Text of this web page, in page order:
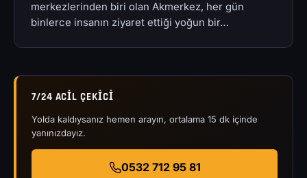
merkezlerinden biri olan Akmerkez, her gün
binlerce insanın ziyaret ettiği yoğun bir…
7/24 ACIL ÇEKICI
Yolda kaldıysanız hemen arayın, ortalama 15 dk içinde
yanınızdayız.
0532 712 95 81